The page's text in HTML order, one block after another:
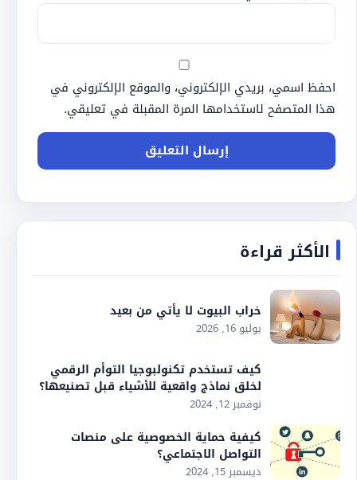
احفظ اسمي، بريدي الإلكتروني، والموقع الإلكتروني في
هذا المتصفح لاستخدامها المرة المقبلة في تعليقي.
الأكثر قراءة
خراب البيوت لا يأتي من بعيد
يوليو 16, 2026
كيف تستخدم تكنولبوجيا التوأم الرقمي
لخلق نماذج واقعية للأشياء قبل تصنيعها؟
نوفمبر 12, 2024
كيفية حماية الخصوصية على منصات
التواصل الاجتماعي؟
ديسمبر 15, 2024